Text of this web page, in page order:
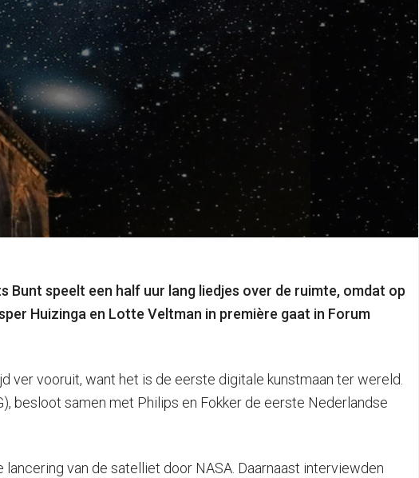
Bunt speelt een half uur lang liedjes over de ruimte, omdat op
Huizinga en Lotte Veltman in première gaat in Forum
vooruit, want het is de eerste digitale kunstmaan ter wereld.
besloot samen met Philips en Fokker de eerste Nederlandse
van de satelliet door NASA. Daarnaast interviewden